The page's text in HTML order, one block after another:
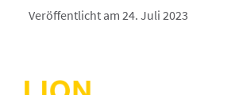
Veröffentlicht am 24. Juli 2023